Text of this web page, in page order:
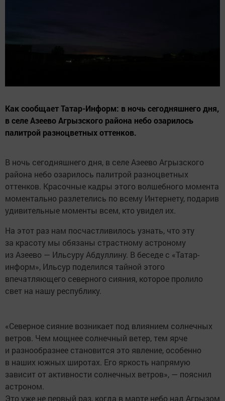
Как сообщает Татар-Информ: в ночь сегодняшнего дня,
в селе Азеево Агрызского района небо озарилось
палитрой разноцветных оттенков.
В ночь сегодняшнего дня, в селе Азеево Агрызского
района небо озарилось палитрой разноцветных
оттенков. Красочные кадры этого волшебного момента
моментально разлетелись по всему Интернету, подарив
удивительные моменты всем, кто увидел их.
На этот раз нам посчастливилось узнать, что эту
за красоту мы обязаны страстному астроному
из Азеево — Ильсуру Абдуллину. В беседе с «Татар-
информ», Ильсур поделился тайной этого
впечатляющего северного сияния, которое пролило
свет на нашу республику.
«Северное сияние возникает под влиянием солнечных
ветров. Чем мощнее солнечный ветер, тем ярче
и разнообразнее становится это явление, особенно
в наших южных широтах. Его яркость напрямую
зависит от активности солнечных ветров», — пояснил
астроном.
Это уже не первый раз, когда в марте небо над Агрызом